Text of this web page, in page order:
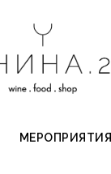
МЕРОПРИЯТИЯ